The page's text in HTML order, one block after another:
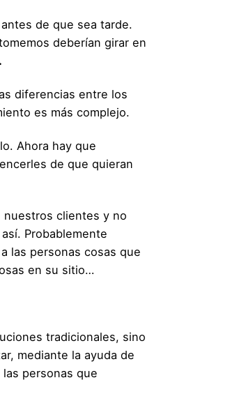
de que sea tarde.
deberían girar en
diferencias entre los
es más complejo.
Ahora hay que
de que quieran
nuestros clientes y no
Probablemente
las personas cosas que
en su sitio…
tradicionales, sino
mediante la ayuda de
las personas que